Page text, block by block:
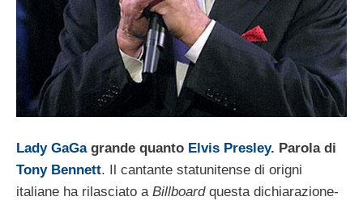
Lady GaGagrande quanto Elvis Presley. Parola di
Tony Bennett. Il cantante statunitense di origni
italiane ha rilasciato a Billboardquesta dichiarazione-